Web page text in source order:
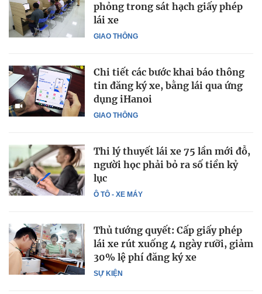
GIAO THÔNG
phỏng trong sát hạch giấy phép
lái xe
GIAO THÔNG
Chi tiết các bước khai báo thông
tin đăng ký xe, bằng lái qua ứng
dụng iHanoi
Ô TÔ - XE MÁY
Thi lý thuyết lái xe 75 lần mới đỗ,
người học phải bỏ ra số tiền kỷ
lục
SỰ KIỆN
Thủ tướng quyết: Cấp giấy phép
lái xe rút xuống 4 ngày rưỡi, giảm
30% lệ phí đăng ký xe